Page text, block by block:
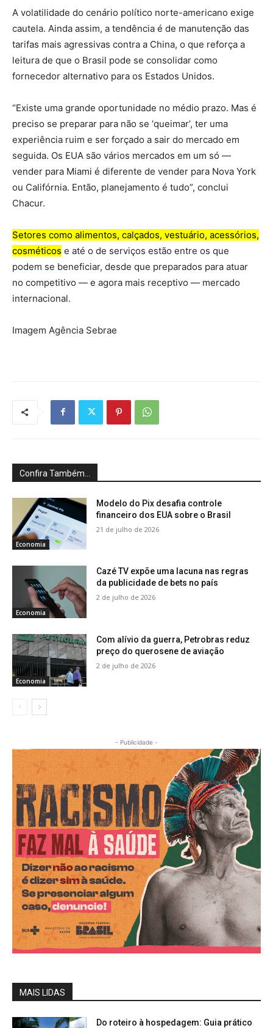
A volatilidade do cenário político norte-americano exige
cautela. Ainda assim, a tendência é de manutenção das
tarifas mais agressivas contra a China, o que reforça a
leitura de que o Brasil pode se consolidar como
fornecedor alternativo para os Estados Unidos.
“Existe uma grande oportunidade no médio prazo. Mas é
preciso se preparar para não se ‘queimar’, ter uma
experiência ruim e ser forçado a sair do mercado em
seguida. Os EUA são vários mercados em um só —
vender para Miami é diferente de vender para Nova York
ou Califórnia. Então, planejamento é tudo”, conclui
Chacur.
Setores como alimentos, calçados, vestuário, acessórios,
cosméticos e até o de serviços estão entre os que
podem se beneficiar, desde que preparados para atuar
no competitivo — e agora mais receptivo — mercado
internacional.
Imagem Agência Sebrae
Confira Também...
Economia
Modelo do Pix desafia controle
financeiro dos EUA sobre o Brasil
21 de julho de 2026
Economia
Cazé TV expõe uma lacuna nas regras
da publicidade de bets no país
2 de julho de 2026
Economia
Com alívio da guerra, Petrobras reduz
preço do querosene de aviação
2 de julho de 2026
- Publicidade -
MAIS LIDAS
Do roteiro à hospedagem: Guia prático